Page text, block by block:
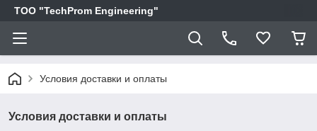
ТОО "TechProm Engineering"
Условия доставки и оплаты
Условия доставки и оплаты